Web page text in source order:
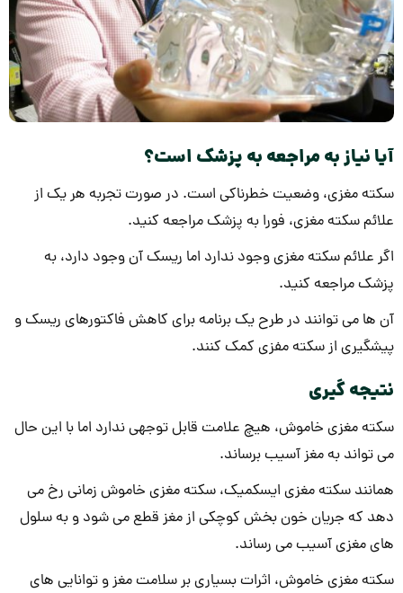
آیا نیاز به مراجعه به پزشک است؟
سکته مغزی، وضعیت خطرناکی است. در صورت تجربه هر یک از
علائم سکته مغزی، فورا به پزشک مراجعه کنید.
اگر علائم سکته مغزی وجود ندارد اما ریسک آن وجود دارد، به
پزشک مراجعه کنید.
آن ها می توانند در طرح یک برنامه برای کاهش فاکتورهای ریسک و
پیشگیری از سکته مفزی کمک کنند.
نتیجه گیری
سکته مغزی خاموش، هیچ علامت قابل توجهی ندارد اما با این حال
می تواند به مغز آسیب برساند.
همانند سکته مغزی ایسکمیک، سکته مغزی خاموش زمانی رخ می
دهد که جریان خون بخش کوچکی از مغز قطع می شود و به سلول
های مغزی آسیب می رساند.
سکته مغزی خاموش، اثرات بسیاری بر سلامت مغز و توانایی های